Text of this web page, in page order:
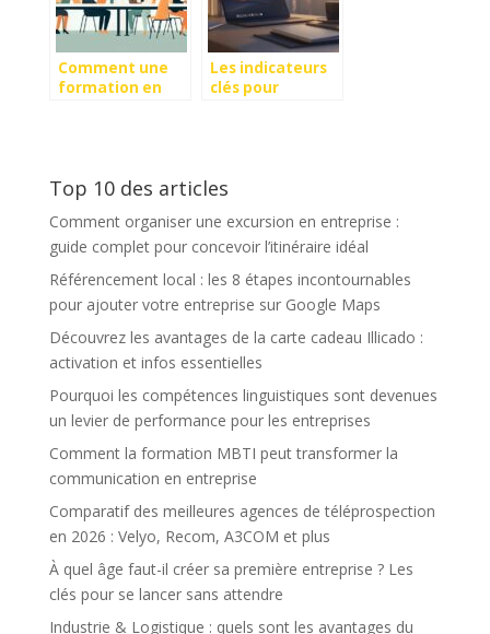
Comment une
formation en
votre leadership
Les indicateurs
clés pour
Top 10 des articles
Comment organiser une excursion en entreprise :
guide complet pour concevoir l’itinéraire idéal
Référencement local : les 8 étapes incontournables
pour ajouter votre entreprise sur Google Maps
Découvrez les avantages de la carte cadeau Illicado :
activation et infos essentielles
Pourquoi les compétences linguistiques sont devenues
un levier de performance pour les entreprises
Comment la formation MBTI peut transformer la
communication en entreprise
Comparatif des meilleures agences de téléprospection
en 2026 : Velyo, Recom, A3COM et plus
À quel âge faut-il créer sa première entreprise ? Les
clés pour se lancer sans attendre
Industrie & Logistique : quels sont les avantages du